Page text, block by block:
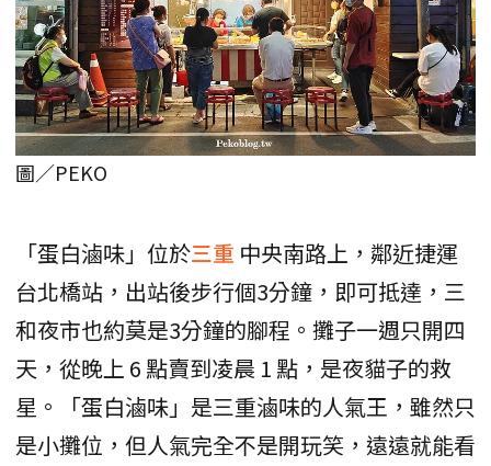
圖／PEKO
「蛋白滷味」位於三重 中央南路上，鄰近捷運
台北橋站，出站後步行個3分鐘，即可抵達，三
和夜市也約莫是3分鐘的腳程。攤子一週只開四
天，從晚上 6 點賣到凌晨 1 點，是夜貓子的救
星。「蛋白滷味」是三重滷味的人氣王，雖然只
是小攤位，但人氣完全不是開玩笑，遠遠就能看